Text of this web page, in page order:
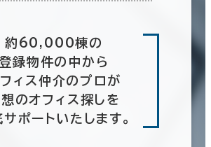
約60,000棟の
録物件の中から
ィス仲介のプロが
のオフィス探しを
ポートいたします。